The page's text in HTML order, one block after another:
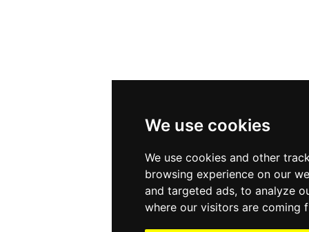
We use cookies
We use cookies and other
browsing experience on our
and targeted ads, to analyze
where our visitors are coming